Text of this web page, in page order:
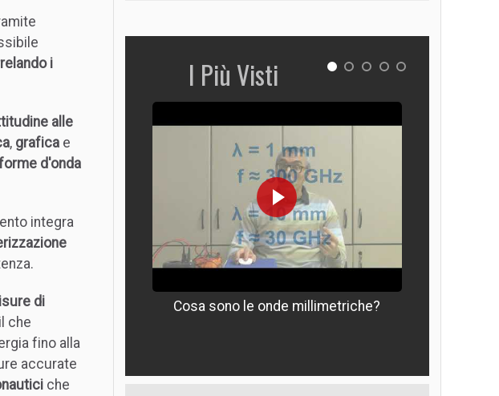
i
alle
, grafica e
d'onda
integra
di
che
fino alla
accurate
che
I Più Visti
Cosa sono le onde millimetriche?